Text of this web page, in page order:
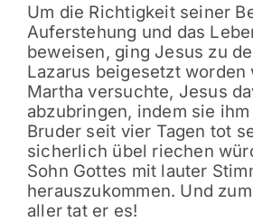
Um die Richtigkeit seiner
Auferstehung und das
beweisen, ging Jesus zu
Lazarus beigesetzt worden
Martha versuchte, Jesus
abzubringen, indem sie
Bruder seit vier Tagen tot
sicherlich übel riechen
Sohn Gottes mit lauter
herauszukommen. Und
aller tat er es!